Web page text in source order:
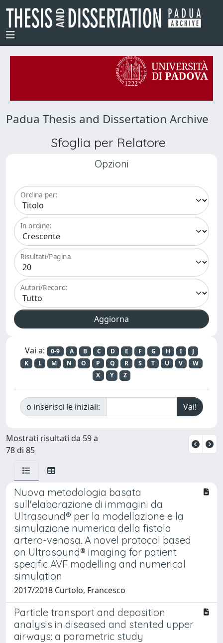
Padua Thesis and Dissertation Archive
Sfoglia per Relatore
Opzioni
Ordina per:
In ordine:
Risultati/Pagina
Autori/Record:
Vai a: 0-9 A B C D E F G H I
J
K
L M N O P Q R S T U V
W
X
Y Z
o inserisci le iniziali:
Mostrati risultati da 59 a
78 di 85
Nuova metodologia basata
sull'elaborazione di immagini da
Ultrasound® per la modellazione e la
simulazione numerica della fistola
artero-venosa. A novel protocol based
on Ultrasound® imaging for patient
specific AVF modelling and numerical
simulation
2017/2018 Curtolo, Francesco
Particle transport and deposition
analysis in diseased and stented upper
airways: a parametric study